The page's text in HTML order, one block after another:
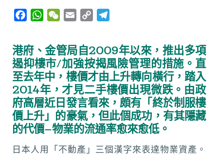
e
b
o
o
k
W
t
s
A
p
p
W
h
a
t
i
l
y
L
i
n
k
e
g
r
a
m
港府、金管局自2009年以來，推出多項
遏抑樓市/加強按揭風險管理的措施。直
至去年中，樓價才由上升轉向橫行，踏入
2014年，才見二手樓價出現微跌。由政
府高層近日發言看來，頗有「終於制服樓
價上升」的豪氣，但此個成功，有其隱藏
的代價—物業的流通率愈來愈低。
日本人用「不動產」三個漢字來表達物業資產。